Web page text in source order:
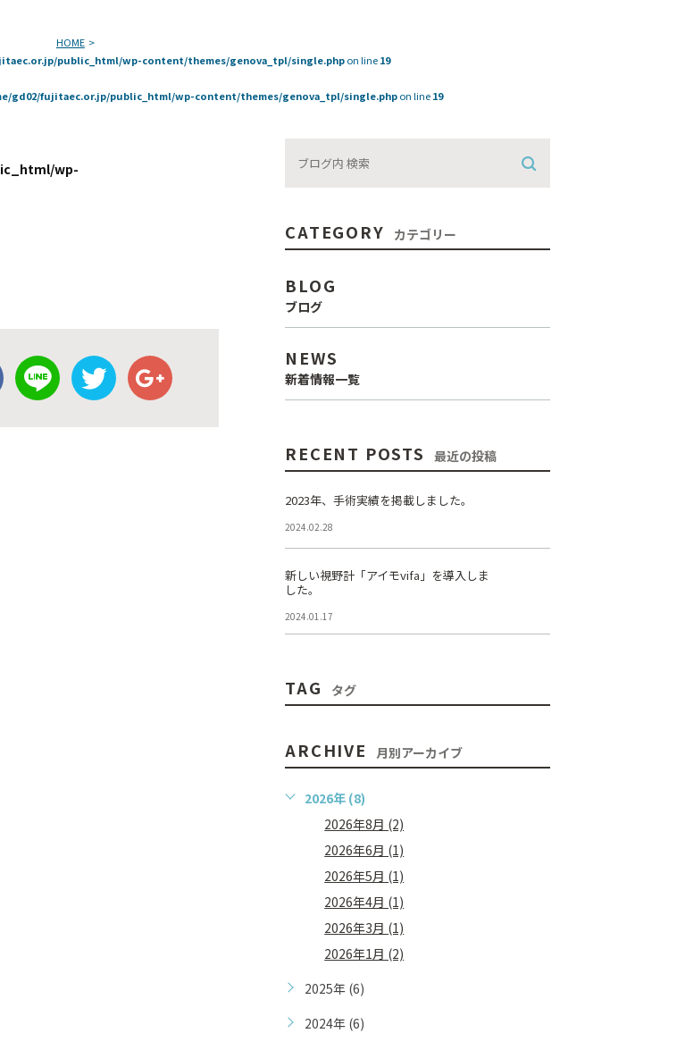
HOME
public_html/wp-content/themes/genova_tpl/single.phpon line19
gd02/fujitaec.or.jp/public_html/wp-content/themes/genova_tpl/single.phpon line19
wp-
CATEGORY カテゴリー
BLOG
ブログ
NEWS
新着情報一覧
RECENT POSTS 最近の投稿
2023年、手術実績を掲載しました。
2024.02.28
新しい視野計「アイモvifa」を導入しま
した。
2024.01.17
TAG タグ
ARCHIVE 月別アーカイブ
2026年 (8)
2026年8月 (2)
2026年6月 (1)
2026年5月 (1)
2026年4月 (1)
2026年3月 (1)
2026年1月 (2)
2025年 (6)
2024年 (6)